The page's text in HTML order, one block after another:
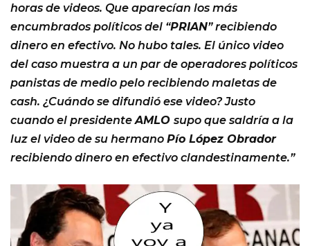
horas de videos. Que aparecían los más
encumbrados políticos del “PRIAN” recibiendo
dinero en efectivo. No hubo tales. El único video
del caso muestra a un par de operadores políticos
panistas de medio pelo recibiendo maletas de
cash. ¿Cuándo se difundió ese video? Justo
cuando el presidenteAMLO supo que saldría a la
luz el video de su hermano Pío López Obrador
recibiendo dinero en efectivo clandestinamente.”